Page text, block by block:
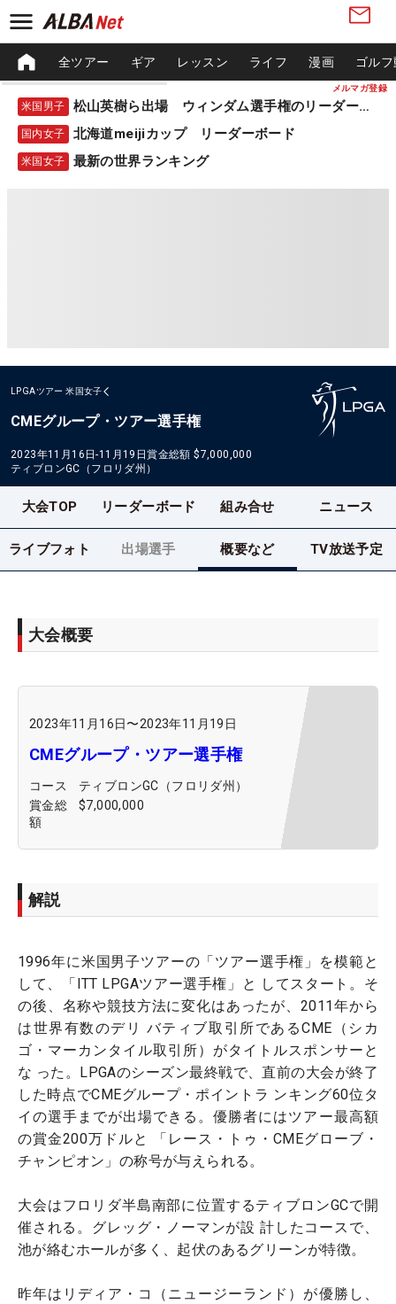
メルマガ登録
全ツアー ギア レッスン ライフ 漫画 ゴル
米国男子 松山英樹ら出場 ウィンダム選手権のリーダーボード
国内女子 北海道meijiカップ リーダーボード
米国女子 最新の世界ランキング
LPGAツアー 米国女子
CMEグループ・ツアー選手権
2023年11月16日-11月19日賞金総額 $7,000,000
ティブロンGC（フロリダ州）
大会TOP リーダーボード 組み合せ ニュース
ライブフォト 出場選手 概要など TV放送予定
大会概要
2023年11月16日〜2023年11月19日
CMEグループ・ツアー選手権
コース
ティブロンGC（フロリダ州）
賞金総
額
$7,000,000
解説
1996年に米国男子ツアーの「ツアー選手権」を模範と
して、「ITT LPGAツアー選手権」と してスタート。そ
の後、名称や競技方法に変化はあったが、2011年から
は世界有数のデリ バティブ取引所であるCME（シカ
ゴ・マーカンタイル取引所）がタイトルスポンサーと
な った。LPGAのシーズン最終戦で、直前の大会が終了
した時点でCMEグループ・ポイントラ ンキング60位タ
イの選手までが出場できる。優勝者にはツアー最高額
の賞金200万ドルと 「レース・トゥ・CMEグローブ・
チャンピオン」の称号が与えられる。
大会はフロリダ半島南部に位置するティブロンGCで開
催される。グレッグ・ノーマンが設 計したコースで、
池が絡むホールが多く、起伏のあるグリーンが特徴。
昨年はリディア・コ（ニュージーランド）が優勝し、